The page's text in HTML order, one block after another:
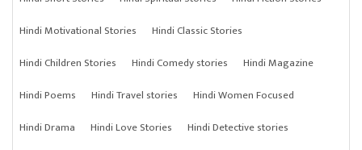
Hindi Motivational Stories
Hindi Classic Stories
Hindi Children Stories
Hindi Comedy stories
Hindi Magazine
Hindi Poems
Hindi Travel stories
Hindi Women Focused
Hindi Drama
Hindi Love Stories
Hindi Detective stories